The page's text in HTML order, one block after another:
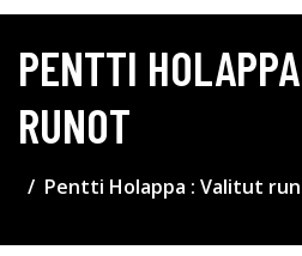
PENTTI
RUNOT
Pentti Holappa : Valitut